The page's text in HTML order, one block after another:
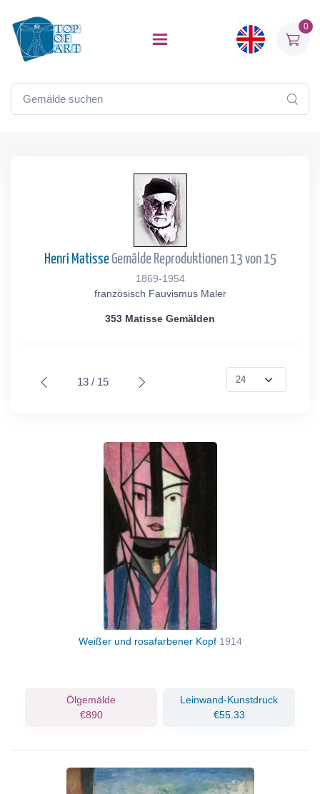
0
Henri MatisseGemälde Reproduktionen 13 von 15
1869-1954
französisch Fauvismus Maler
353 Matisse Gemälden
13 / 15
Weißer und rosafarbener Kopf 1914
Ölgemälde
€890
Leinwand-Kunstdruck
€55.33